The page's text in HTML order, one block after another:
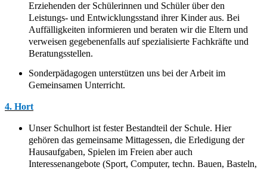
Erziehenden der Schülerinnen und Schüler über den
Leistungs- und Entwicklungsstand ihrer Kinder aus. Bei
Auffälligkeiten informieren und beraten wir die Eltern und
verweisen gegebenenfalls auf spezialisierte Fachkräfte und
Beratungsstellen.
Sonderpädagogen unterstützen uns bei der Arbeit im
Gemeinsamen Unterricht.
4. Hort
Unser Schulhort ist fester Bestandteil der Schule. Hier
gehören das gemeinsame Mittagessen, die Erledigung der
Hausaufgaben, Spielen im Freien aber auch
Interessenangebote (Sport, Computer, techn. Bauen, Basteln,